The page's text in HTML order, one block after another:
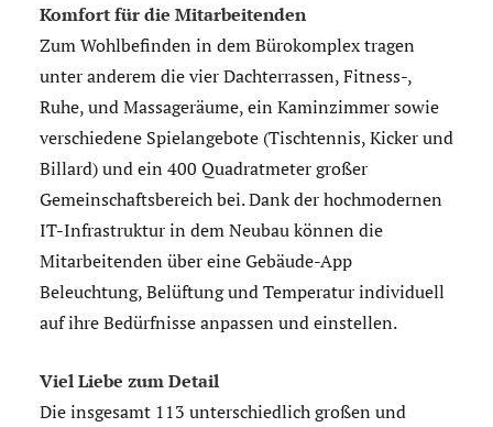
Komfort für die Mitarbeitenden
Zum Wohlbefinden in dem Bürokomplex tragen
unter anderem die vier Dachterrassen, Fitness-,
Ruhe, und Massageräume, ein Kaminzimmer sowie
verschiedene Spielangebote (Tischtennis, Kicker und
Billard) und ein 400 Quadratmeter großer
Gemeinschaftsbereich bei. Dank der hochmodernen
IT-Infrastruktur in dem Neubau können die
Mitarbeitenden über eine Gebäude-App
Beleuchtung, Belüftung und Temperatur individuell
auf ihre Bedürfnisse anpassen und einstellen.
Viel Liebe zum Detail
Die insgesamt 113 unterschiedlich großen und